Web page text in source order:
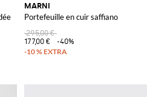
MARNI
Portefeuille en cuir saffiano
295,00 €
177,00 €
-40%